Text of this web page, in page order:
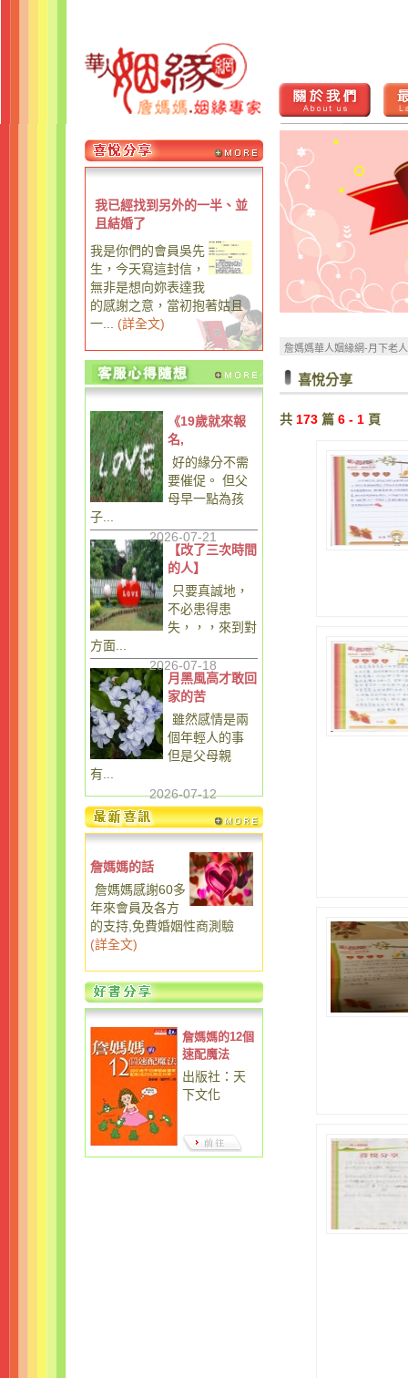
我已經找到另外的一半、並
且結婚了
我是你們的會員吳先
生，今天寫這封信，
無非是想向妳表達我
的感謝之意，當初抱著姑且
一...
(詳全文)
《19歲就來報
名,
好的緣分不需
要催促。 但父
母早一點為孩
子...
2026-07-21
【改了三次時間
的人】
只要真誠地，
不必患得患
失，，，來到對
方面...
2026-07-18
月黑風高才敢回
家的苦
雖然感情是兩
個年輕人的事
但是父母親
有...
2026-07-12
詹媽媽的話
詹媽媽感謝60多
年來會員及各方
的支持,免費婚姻性商測驗
(詳全文)
詹媽媽的12個
速配魔法
出版社：天
下文化
詹媽媽華人姻緣網-月下老
喜悅分享
共 173 篇 6 - 1 頁